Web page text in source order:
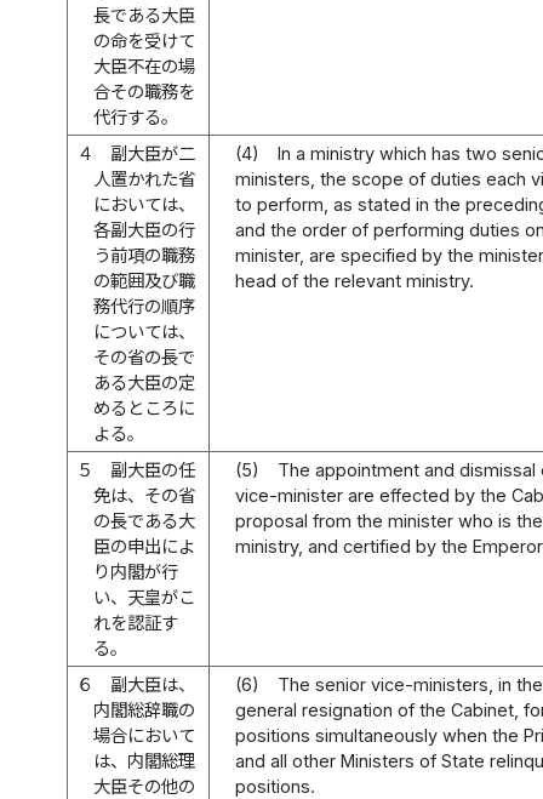
長である大臣
の命を受けて
大臣不在の場
合その職務を
代行する。
４
副大臣が二
人置かれた省
においては、
各副大臣の行
う前項の職務
の範囲及び職
務代行の順序
については、
その省の長で
ある大臣の定
めるところに
よる。
(4)
In a ministry which has two
ministers, the scope of duties each
to perform, as stated in the
and the order of performing duties
minister, are specified by the
head of the relevant ministry.
５
副大臣の任
免は、その省
の長である大
臣の申出によ
り内閣が行
い、天皇がこ
れを認証す
る。
(5)
The appointment and dismissal
vice-minister are effected by the
proposal from the minister who is
ministry, and certified by the
６
副大臣は、
内閣総辞職の
場合において
は、内閣総理
大臣その他の
(6)
The senior vice-ministers, in
general resignation of the Cabinet,
positions simultaneously when the
and all other Ministers of State
positions.